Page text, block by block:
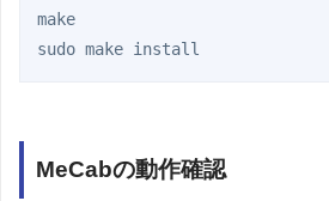
make
MeCabの動作確認